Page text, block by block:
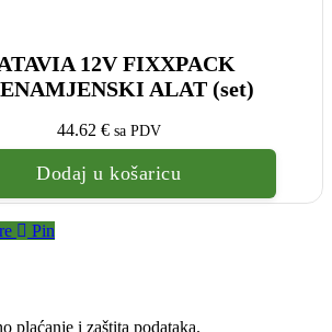
12V FIXXPACK
ALAT (set)
44.62 € sa PDV
Dodaj u košaricu
Pin
plaćanje i zaštita podataka.